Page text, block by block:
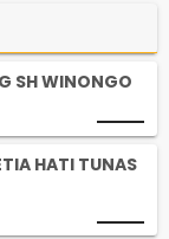
SH WINONGO
HATI TUNAS